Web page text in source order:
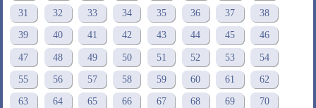
31 32 33 34 35 36 37 38
39 40 41 42 43 44 45 46
47 48 49 50 51 52 53 54
55 56 57 58 59 60 61 62
63 64 65 66 67 68 69 70